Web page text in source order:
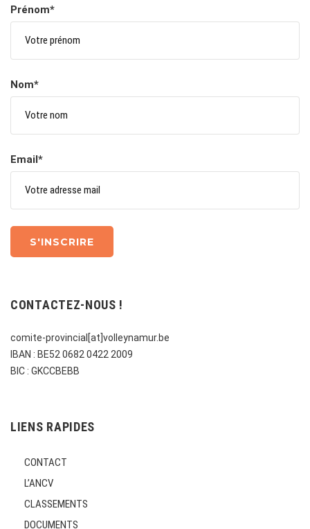
Prénom*
Nom*
Email*
CONTACTEZ-NOUS !
comite-provincial[at]volleynamur.be
IBAN : BE52 0682 0422 2009
BIC : GKCCBEBB
LIENS RAPIDES
CONTACT
L’ANCV
CLASSEMENTS
DOCUMENTS